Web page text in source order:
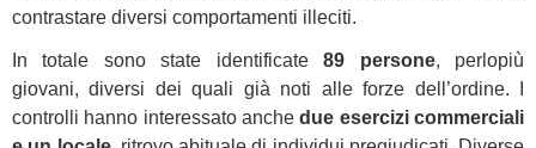
contrastare diversi comportamenti illeciti.
In totale sono state identificate89 persone, perlopiù
giovani, diversi dei quali già noti alle forze dell’ordine. I
controlli hanno interessato anchedue esercizi commerciali